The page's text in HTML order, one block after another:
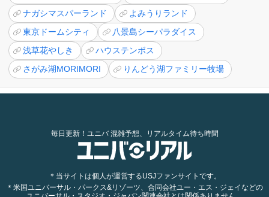
ナガシマスパーランド
よみうりランド
東京ドームシティ
八景島シーパラダイス
浅草花やしき
ハウステンボス
さがみ湖MORIMORI
りんどう湖ファミリー牧場
毎日更新！ユニバ 混雑予想、リアルタイム待ち時間
＊当サイトは個人が運営するUSJファンサイトです。
＊米国ユニバーサル・パークス&リゾーツ、合同会社ユー・エス・ジェイなどの